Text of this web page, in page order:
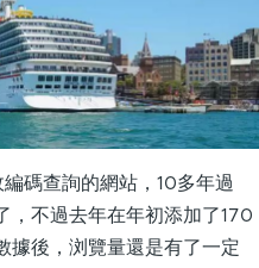
查詢的網站，10多年過
，不過去年在年初添加了170
據後，浏覽量還是有了一定